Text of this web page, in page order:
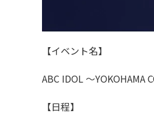
【イベント名】
ABC IDOL 〜YOKOHAMA
【日程】